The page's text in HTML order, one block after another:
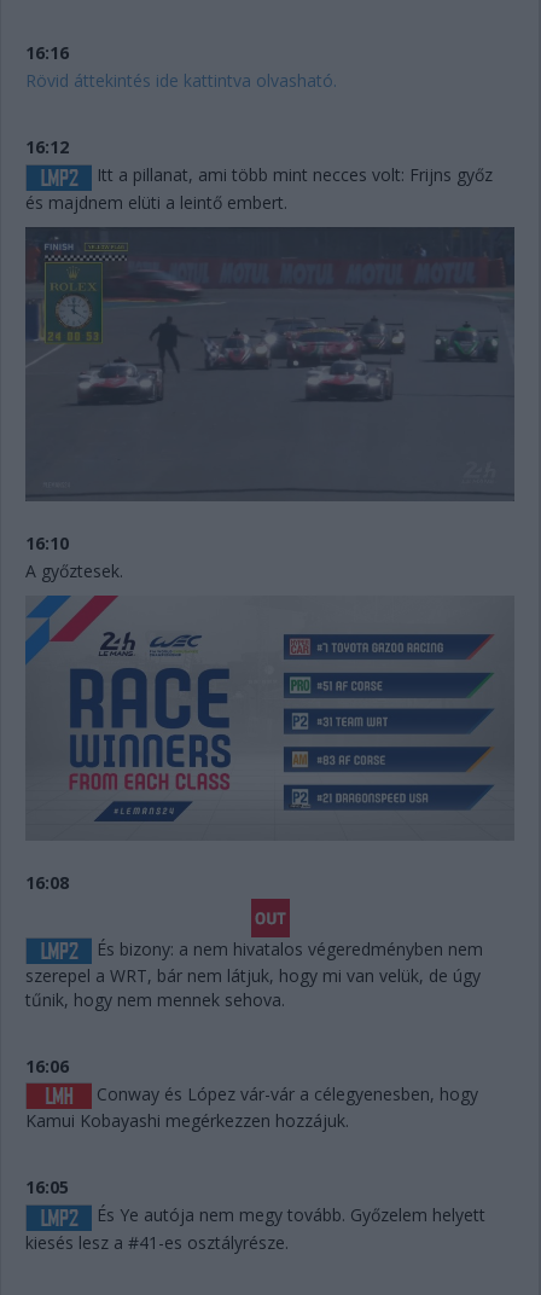
16:16
Rövid áttekintés ide kattintva olvasható.
16:12
Itt a pillanat, ami több mint necces volt: Frijns győz
és majdnem elüti a leintő embert.
16:10
A győztesek.
16:08
És bizony: a nem hivatalos végeredményben nem
szerepel a WRT, bár nem látjuk, hogy mi van velük, de úgy
tűnik, hogy nem mennek sehova.
16:06
Conway és López vár-vár a célegyenesben, hogy
Kamui Kobayashi megérkezzen hozzájuk.
16:05
És Ye autója nem megy tovább. Győzelem helyett
kiesés lesz a #41-es osztályrésze.